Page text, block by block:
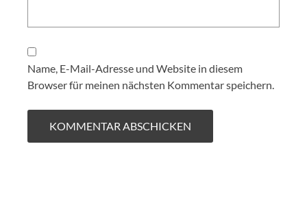
Name, E-Mail-Adresse und Website in diesem
Browser für meinen nächsten Kommentar speichern.